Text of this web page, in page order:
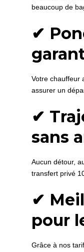
beaucoup de
✔
Votre chauffeur
assurer un
✔
sans
Aucun détour,
transfert privé
✔
pour
Grâce à nos